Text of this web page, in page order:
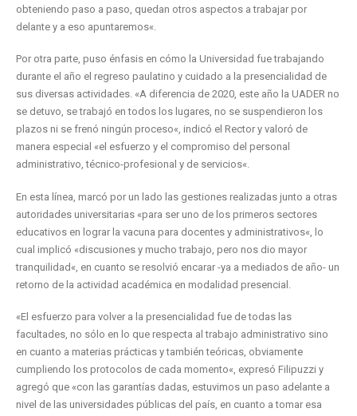
obteniendo paso a paso, quedan otros aspectos a trabajar por
delante y a eso apuntaremos«.
Por otra parte, puso énfasis en cómo la Universidad fue trabajando
durante el año el regreso paulatino y cuidado a la presencialidad de
sus diversas actividades. «A diferencia de 2020, este año la UADER no
se detuvo, se trabajó en todos los lugares, no se suspendieron los
plazos ni se frenó ningún proceso«, indicó el Rector y valoró de
manera especial «el esfuerzo y el compromiso del personal
administrativo, técnico-profesional y de servicios«.
En esta línea, marcó por un lado las gestiones realizadas junto a otras
autoridades universitarias «para ser uno de los primeros sectores
educativos en lograr la vacuna para docentes y administrativos«, lo
cual implicó «discusiones y mucho trabajo, pero nos dio mayor
tranquilidad«, en cuanto se resolvió encarar -ya a mediados de año- un
retorno de la actividad académica en modalidad presencial.
«El esfuerzo para volver a la presencialidad fue de todas las
facultades, no sólo en lo que respecta al trabajo administrativo sino
en cuanto a materias prácticas y también teóricas, obviamente
cumpliendo los protocolos de cada momento«, expresó Filipuzzi y
agregó que «con las garantías dadas, estuvimos un paso adelante a
nivel de las universidades públicas del país, en cuanto a tomar esa